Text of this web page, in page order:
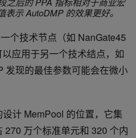
示 AutoDMP 的效果更好。
个技术节点（如 NanGate45
应用于另一个技术结点，如
发现的最佳参数可能会在微小
计 MemPool 的位置，它集
270 万个标准单元和 320 个内